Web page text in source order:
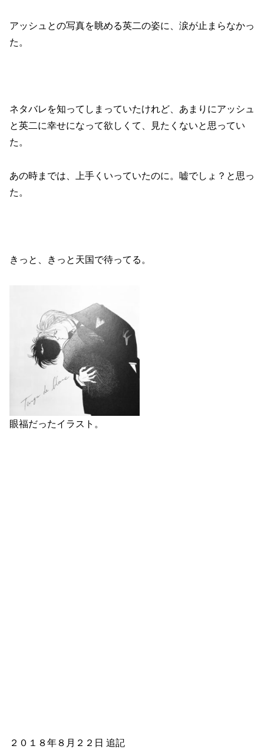
アッシュとの写真を眺める英二の姿に、涙が止まらなかっ
た。
ネタバレを知ってしまっていたけれど、あまりにアッシュ
と英二に幸せになって欲しくて、見たくないと思ってい
た。
あの時までは、上手くいっていたのに。嘘でしょ？と思っ
た。
きっと、きっと天国で待ってる。
眼福だったイラスト。
２０１８年８月２２日 追記